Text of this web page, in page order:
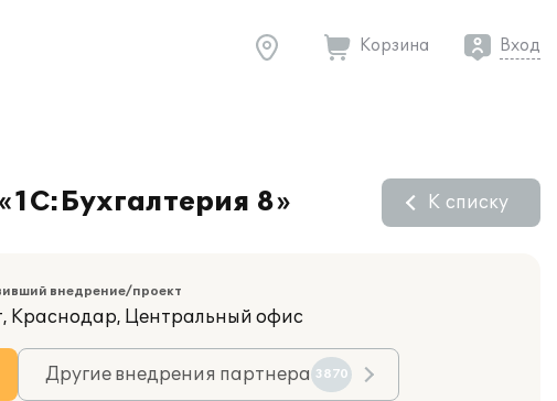
Корзина Вход
8» К списку
внедрение/проект
Краснодар, Центральный офис
Другие внедрения партнера 3870